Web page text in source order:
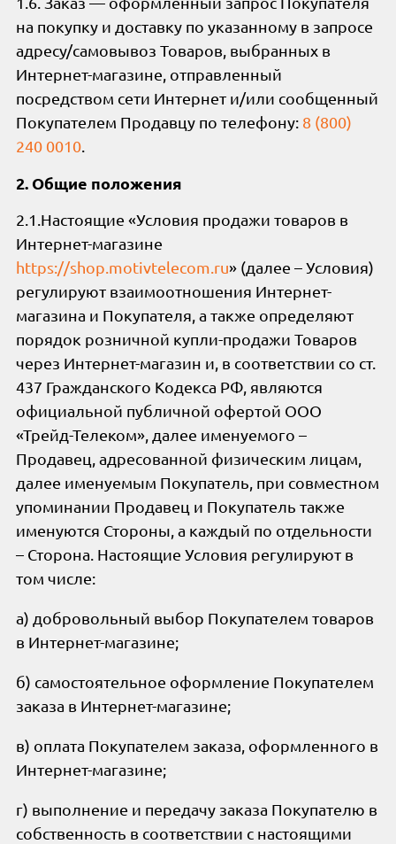
на покупку и доставку по указанному в запросе
адресу/самовывоз Товаров, выбранных в
Интернет-магазине, отправленный
посредством сети Интернет и/или сообщенный
Покупателем Продавцу по телефону: 8 (800)
240 0010
2. Общие положения
2.1.Настоящие «Условия продажи товаров в
Интернет-магазине
https://shop.motivtelecom.ru» (далее – Условия)
регулируют взаимоотношения Интернет-
магазина и Покупателя, а также определяют
порядок розничной купли-продажи Товаров
через Интернет-магазин и, в соответствии со ст.
437 Гражданского Кодекса РФ, являются
официальной публичной офертой ООО
«Трейд-Телеком», далее именуемого –
Продавец, адресованной физическим лицам,
далее именуемым Покупатель, при совместном
упоминании Продавец и Покупатель также
именуются Стороны, а каждый по отдельности
– Сторона. Настоящие Условия регулируют в
том числе:
а) добровольный выбор Покупателем товаров
в Интернет-магазине;
б) самостоятельное оформление Покупателем
заказа в Интернет-магазине;
в) оплата Покупателем заказа, оформленного в
Интернет-магазине;
г) выполнение и передачу заказа Покупателю в
собственность в соответствии с настоящими